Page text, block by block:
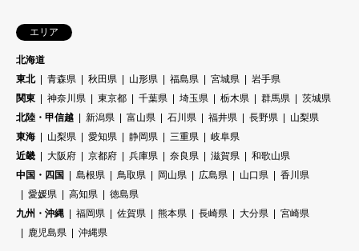
エリア
北海道
東北
青森県 秋田県 山形県 福島県 宮城県
岩手県
関東
神奈川県 東京都 千葉県 埼玉県 栃木県 群馬県
茨城県
北陸・甲信越
新潟県 富山県 石川県 福井県 長野県
山梨県
東海
山梨県 愛知県 静岡県 三重県
岐阜県
近畿
大阪府 京都府 兵庫県 奈良県 滋賀県
和歌山県
中国・四国
島根県 鳥取県 岡山県 広島県 山口県
香川県
愛媛県
高知県
徳島県
九州・沖縄
福岡県 佐賀県 熊本県 長崎県 大分県
宮崎県
鹿児島県
沖縄県